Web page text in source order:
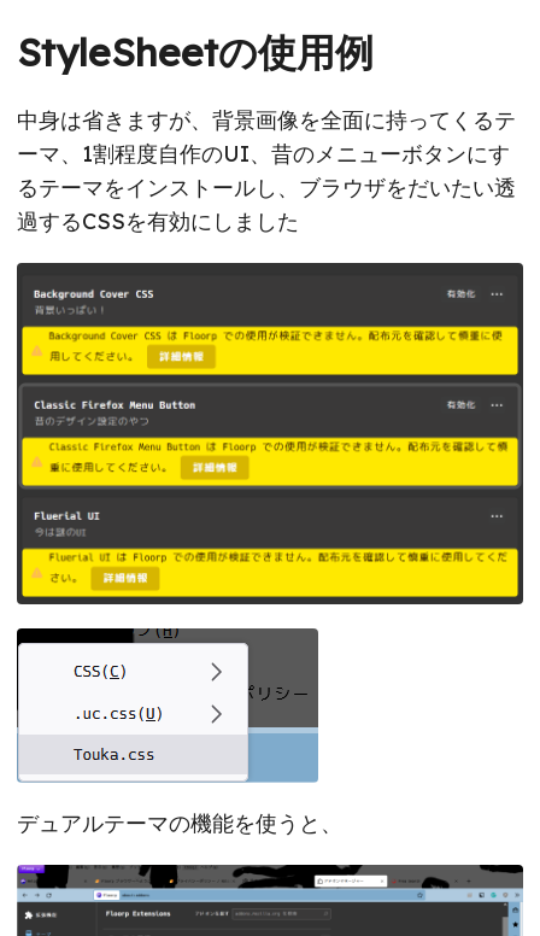
StyleSheetの使用例
中身は省きますが、背景画像を全面に持ってくるテ
ーマ、1割程度自作のUI、昔のメニューボタンにす
るテーマをインストールし、ブラウザをだいたい透
過するCSSを有効にしました
デュアルテーマの機能を使うと、